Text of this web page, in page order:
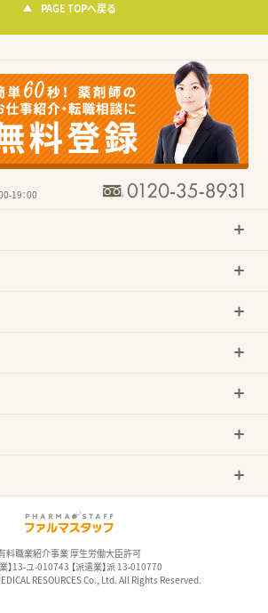
PAGE TOPへ戻る
19：00
料職業紹介事業 厚生労働大臣許可
業】13-ユ-010743 【派遣業】派 13-010770
RESOURCES Co., Ltd. All Rights Reserved.